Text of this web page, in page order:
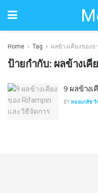
Home Tag ผลข้างเคียงของย
ป้ายกำกับ: ผลข้างเคี
9 ผลข้างเ
BYหมอเภสัช วิ